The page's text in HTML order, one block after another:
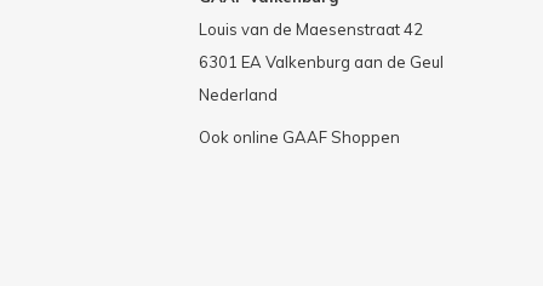
Louis van de Maesenstraat 42
6301 EA Valkenburg aan de Geul
Nederland
Ook online GAAF Shoppen